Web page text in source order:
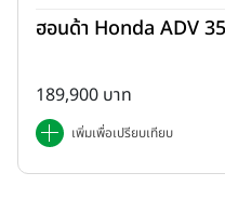
ฮอนด้า Honda ADV
189,900 บาท
เพิ่มเพื่อเปรียบเทียบ